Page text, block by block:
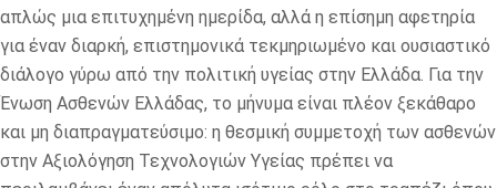
απλώς μια επιτυχημένη ημερίδα, αλλά η επίσημη αφετηρία
για έναν διαρκή, επιστημονικά τεκμηριωμένο και ουσιαστικό
διάλογο γύρω από την πολιτική υγείας στην Ελλάδα. Για την
Ένωση Ασθενών Ελλάδας, το μήνυμα είναι πλέον ξεκάθαρο
και μη διαπραγματεύσιμο: η θεσμική συμμετοχή των ασθενών
στην Αξιολόγηση Τεχνολογιών Υγείας πρέπει να